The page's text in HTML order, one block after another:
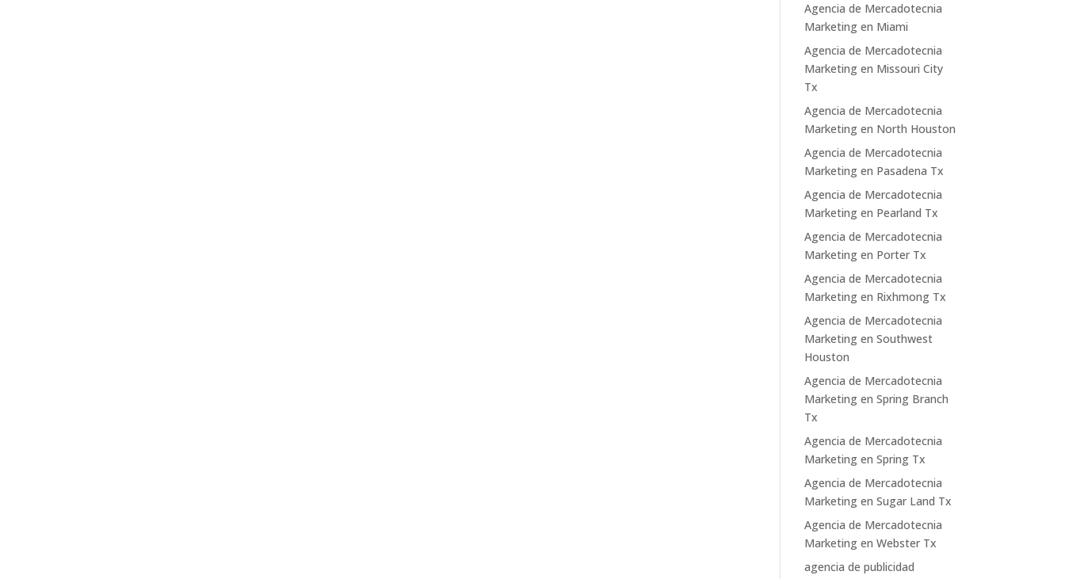
Agencia de Mercadotecnia
Marketing en Miami
Agencia de Mercadotecnia
Marketing en Missouri City
Tx
Agencia de Mercadotecnia
Marketing en North Houston
Agencia de Mercadotecnia
Marketing en Pasadena Tx
Agencia de Mercadotecnia
Marketing en Pearland Tx
Agencia de Mercadotecnia
Marketing en Porter Tx
Agencia de Mercadotecnia
Marketing en Rixhmong Tx
Agencia de Mercadotecnia
Marketing en Southwest
Houston
Agencia de Mercadotecnia
Marketing en Spring Branch
Tx
Agencia de Mercadotecnia
Marketing en Spring Tx
Agencia de Mercadotecnia
Marketing en Sugar Land Tx
Agencia de Mercadotecnia
Marketing en Webster Tx
agencia de publicidad